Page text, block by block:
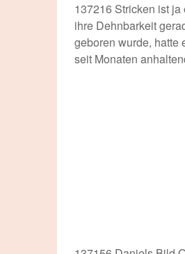
137216 Stricken ist
ihre Dehnbarkeit
geboren wurde, hatte
seit Monaten